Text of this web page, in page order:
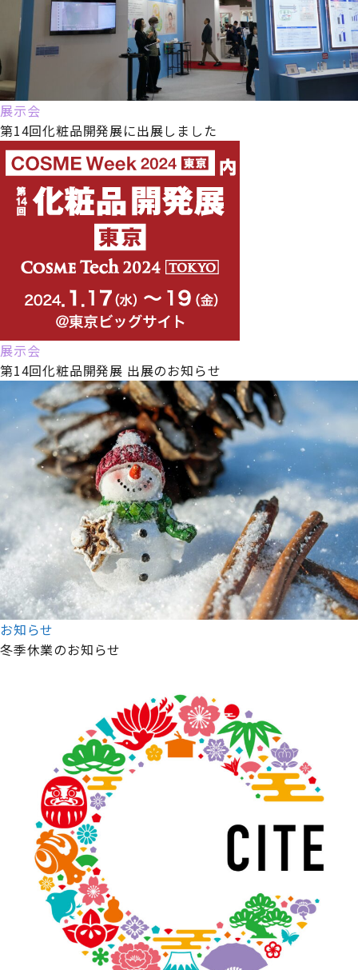
展示会
第14回化粧品開発展に出展しました
展示会
第14回化粧品開発展 出展のお知らせ
お知らせ
冬季休業のお知らせ